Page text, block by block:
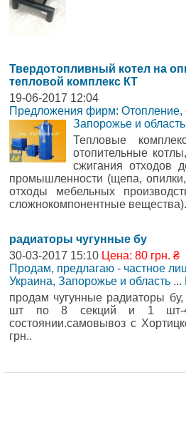
Твердотопливный котел на
тепловой комплекс КТ
19-06-2017 12:04
Предложения фирм: Отопление,
Запорожье и область
Тепловые
отопительные
сжигания отходов
промышленности (щепа,
отходы мебельных
сложнокомпонентные вещества).
радиаторы чугунные бу
30-03-2017 15:10 Цена: 80 грн. ₴
Продам, предлагаю - частное
Украина, Запорожье и область ...
продам чугунные радиаторы
шт по 8 секций и 1 шт-4
состоянии.самовывоз с
грн..